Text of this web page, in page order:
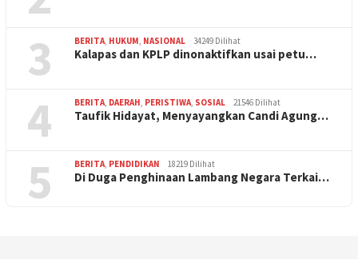
3 BERITA HUKUM NASIONAL 34249 Dilihat
Kalapas dan KPLP dinonaktifkan usai petu…
4 BERITA DAERAH PERISTIWA SOSIAL 21546 Dilihat
Taufik Hidayat, Menyayangkan Candi Agung…
5 BERITA PENDIDIKAN 18219 Dilihat
Di Duga Penghinaan Lambang Negara Terkai…